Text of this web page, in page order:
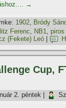
→
1902, Bródy
Ferenc, NB1,piros
(Fekete) Leó
Cup,
2. péntek